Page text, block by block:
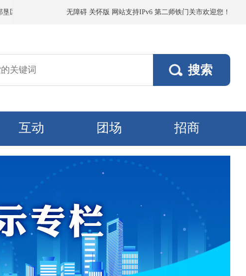
风力3～4级、阵风5～6级；塔里木垦区、且若垦区有浮尘或短时扬沙，
无障碍 关怀版 网站支持IPv6 第二师铁门关市欢迎您！
互动 团场 招商